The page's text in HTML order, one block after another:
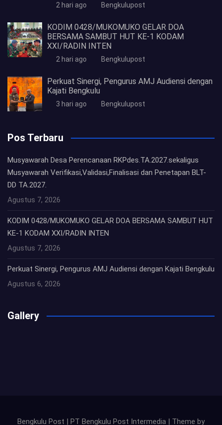
2 hari ago Bengkulupost
KODIM 0428/MUKOMUKO GELAR DOA
BERSAMA SAMBUT HUT KE-1 KODAM
XXI/RADIN INTEN
2 hari ago Bengkulupost
Perkuat Sinergi, Pengurus AMJ Audiensi dengan
Kajati Bengkulu
3 hari ago Bengkulupost
Pos Terbaru
Musyawarah Desa Perencanaan RKPdes.TA.2027.sekaligus
Musyawarah Verifikasi,Validasi,Finalisasi dan Penetapan BLT-
DD TA.2027.
Agustus 7, 2026
KODIM 0428/MUKOMUKO GELAR DOA BERSAMA SAMBUT HUT
KE-1 KODAM XXI/RADIN INTEN
Agustus 7, 2026
Perkuat Sinergi, Pengurus AMJ Audiensi dengan Kajati Bengkulu
Agustus 6, 2026
Gallery
Bengkulu Post | PT Bengkulu Post Intermedia | Theme by